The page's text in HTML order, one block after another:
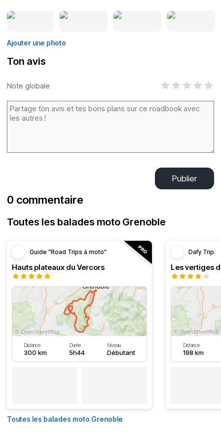
Ajouter une photo
Ton avis
Note globale
Publier
0 commentaire
Toutes les balades moto Grenoble
Guide "Road Trips à moto"
Hauts plateaux du Vercors
Distance
300 km
Durée
5h44
Niveau
Débutant
Dafy Trip
Les vertiges
Distance
198 km
Toutes les balades moto Grenoble